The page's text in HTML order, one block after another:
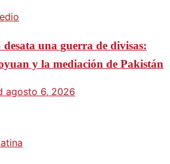
una guerra de divisas:
y la mediación de Pakistán
agosto 6, 2026